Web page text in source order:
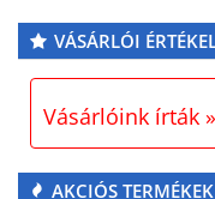
VÁSÁRLÓI
Vásárlóink írták »
AKCIÓS TERMÉKEK